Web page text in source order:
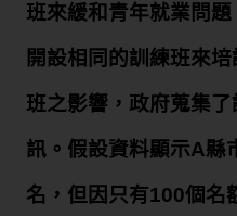
班來緩和青年就業問
開設相同的訓練班來
班之影響，政府蒐集
訊。假設資料顯示A縣
名，但因只有100個名